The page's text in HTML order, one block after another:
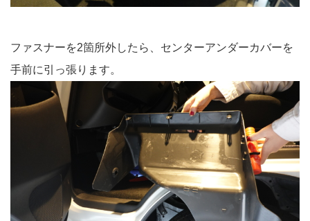
ファスナーを2箇所外したら、センターアンダーカバーを
手前に引っ張ります。